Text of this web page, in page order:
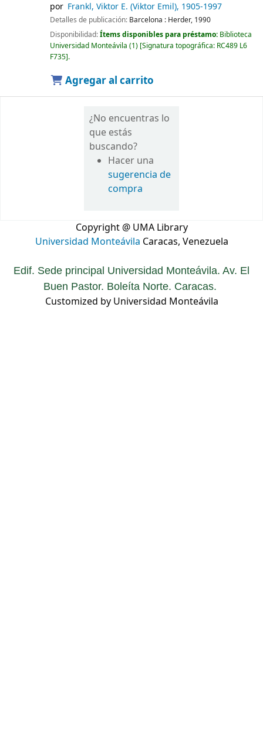
por Frankl, Viktor E. (Viktor Emil), 1905-1997
Detalles de publicación: Barcelona : Herder, 1990
Disponibilidad:Ítems disponibles para préstamo: Biblioteca
Universidad Monteávila (1) Signatura topográfica: RC489 L6
F735 .
Agregar al carrito
¿No encuentras lo
que estás
buscando?
Hacer una
sugerencia de
compra
Copyright @ UMA Library
Universidad Monteávila Caracas, Venezuela
Edif. Sede principal Universidad Monteávila. Av. El
Buen Pastor. Boleíta Norte. Caracas.
Customized by Universidad Monteávila